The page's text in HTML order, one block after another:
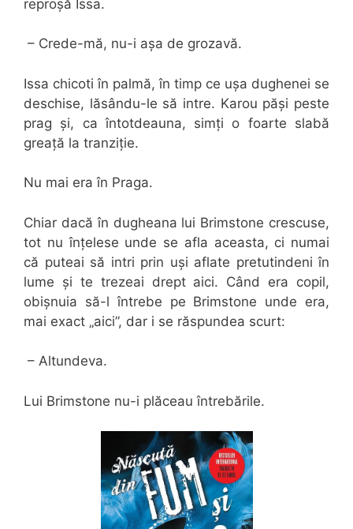
reproșă Issa.
– Crede-mă, nu-i așa de grozavă.
Issa chicoti în palmă, în timp ce ușa dughenei se
deschise, lăsându-le să intre. Karou păși peste
prag și, ca întotdeauna, simți o foarte slabă
greață la tranziție.
Nu mai era în Praga.
Chiar dacă în dugheana lui Brimstone crescuse,
tot nu înțelese unde se afla aceasta, ci numai
că puteai să intri prin uși aflate pretutindeni în
lume și te trezeai drept aici. Când era copil,
obișnuia să-l întrebe pe Brimstone unde era,
mai exact „aici”, dar i se răspundea scurt:
– Altundeva.
Lui Brimstone nu-i plăceau întrebările.